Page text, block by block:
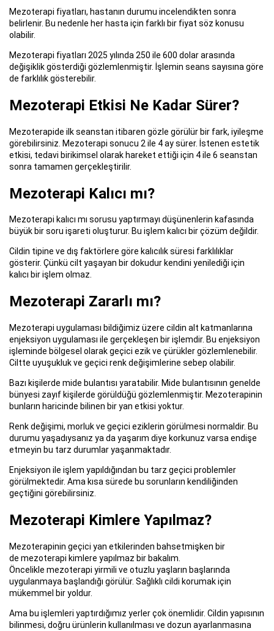
Mezoterapi fiyatları, hastanın durumu incelendikten sonra
belirlenir. Bu nedenle her hasta için farklı bir fiyat söz konusu
olabilir.
Mezoterapi fiyatları 2025 yılında 250 ile 600 dolar arasında
değişiklik gösterdiği gözlemlenmiştir. İşlemin seans sayısına göre
de farklılık gösterebilir.
Mezoterapi Etkisi Ne Kadar Sürer?
Mezoterapide ilk seanstan itibaren gözle görülür bir fark, iyileşme
görebilirsiniz. Mezoterapi sonucu 2 ile 4 ay sürer. İstenen estetik
etkisi, tedavi birikimsel olarak hareket ettiği için 4 ile 6 seanstan
sonra tamamen gerçekleştirilir.
Mezoterapi Kalıcı mı?
Mezoterapi kalıcı mı sorusu yaptırmayı düşünenlerin kafasında
büyük bir soru işareti oluşturur. Bu işlem kalıcı bir çözüm değildir.
Cildin tipine ve dış faktörlere göre kalıcılık süresi farklılıklar
gösterir. Çünkü cilt yaşayan bir dokudur kendini yenilediği için
kalıcı bir işlem olmaz.
Mezoterapi Zararlı mı?
Mezoterapi uygulaması bildiğimiz üzere cildin alt katmanlarına
enjeksiyon uygulaması ile gerçekleşen bir işlemdir. Bu enjeksiyon
işleminde bölgesel olarak geçici ezik ve çürükler gözlemlenebilir.
Ciltte uyuşukluk ve geçici renk değişimlerine sebep olabilir.
Bazı kişilerde mide bulantısı yaratabilir. Mide bulantısının genelde
bünyesi zayıf kişilerde görüldüğü gözlemlenmiştir. Mezoterapinin
bunların haricinde bilinen bir yan etkisi yoktur.
Renk değişimi, morluk ve geçici eziklerin görülmesi normaldir. Bu
durumu yaşadıysanız ya da yaşarım diye korkunuz varsa endişe
etmeyin bu tarz durumlar yaşanmaktadır.
Enjeksiyon ile işlem yapıldığından bu tarz geçici problemler
görülmektedir. Ama kısa sürede bu sorunların kendiliğinden
geçtiğini görebilirsiniz.
Mezoterapi Kimlere Yapılmaz?
Mezoterapinin geçici yan etkilerinden bahsetmişken bir
de mezoterapi kimlere yapılmaz bir bakalım.
Öncelikle mezoterapi yirmili ve otuzlu yaşların başlarında
uygulanmaya başlandığı görülür. Sağlıklı cildi korumak için
mükemmel bir yoldur.
Ama bu işlemleri yaptırdığımız yerler çok önemlidir. Cildin yapısının
bilinmesi, doğru ürünlerin kullanılması ve dozun ayarlanmasına